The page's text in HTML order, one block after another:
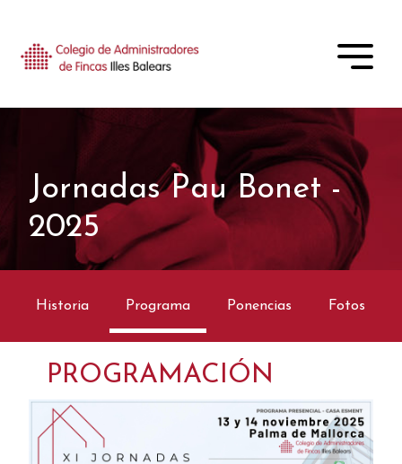
Jornadas Pau Bonet -
2025
Historia Programa Ponencias Fotos
PROGRAMACIÓN